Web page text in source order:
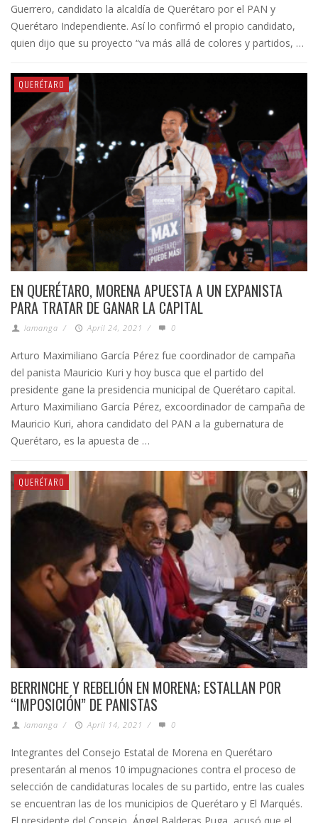
Guerrero, candidato la alcaldía de Querétaro por el PAN y
Querétaro Independiente. Así lo confirmó el propio candidato,
quien dijo que su proyecto “va más allá de colores y partidos, …
QUERÉTARO
EN QUERÉTARO, MORENA APUESTA A UN EXPANISTA
PARA TRATAR DE GANAR LA CAPITAL
lamanga / April 24, 2021 / 0
Arturo Maximiliano García Pérez fue coordinador de campaña
del panista Mauricio Kuri y hoy busca que el partido del
presidente gane la presidencia municipal de Querétaro capital.
Arturo Maximiliano García Pérez, excoordinador de campaña de
Mauricio Kuri, ahora candidato del PAN a la gubernatura de
Querétaro, es la apuesta de …
QUERÉTARO
BERRINCHE Y REBELIÓN EN MORENA; ESTALLAN POR
“IMPOSICIÓN” DE PANISTAS
lamanga / April 14, 2021 / 0
Integrantes del Consejo Estatal de Morena en Querétaro
presentarán al menos 10 impugnaciones contra el proceso de
selección de candidaturas locales de su partido, entre las cuales
se encuentran las de los municipios de Querétaro y El Marqués.